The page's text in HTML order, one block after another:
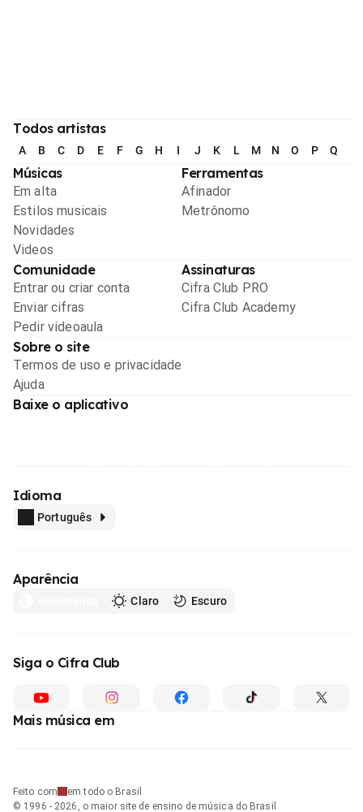
Todos artistas
A B C D E F G H I J K L M N O P Q
Músicas
Em alta
Estilos musicais
Novidades
Videos
Ferramentas
Afinador
Metrônomo
Comunidade
Entrar ou criar conta
Enviar cifras
Pedir videoaula
Assinaturas
Cifra Club PRO
Cifra Club Academy
Sobre o site
Termos de uso e privacidade
Ajuda
Baixe o aplicativo
Idioma
Português
Aparência
Claro Escuro
Siga o Cifra Club
Mais música em
Feito com
em todo o Brasil
© 1996 - 2026, o maior site de ensino de música do Brasil